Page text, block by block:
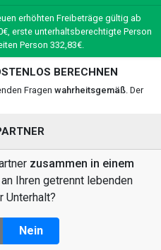
erhöhten Freibeträge gültig ab
erste unterhaltsberechtigte Person
Person 332,83€.
BERECHNEN
Fragen wahrheitsgemäß . Der
zusammen in einem
Ihren getrennt lebenden
Unterhalt?
Nein